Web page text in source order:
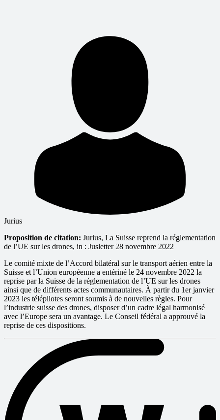
Jurius
Proposition de citation: Jurius, La Suisse reprend la réglementation
de l’UE sur les drones, in : Jusletter 28 novembre 2022
Le comité mixte de l’Accord bilatéral sur le transport aérien entre la
Suisse et l’Union européenne a entériné le 24 novembre 2022 la
reprise par la Suisse de la réglementation de l’UE sur les drones
ainsi que de différents actes communautaires. À partir du 1er janvier
2023 les télépilotes seront soumis à de nouvelles règles. Pour
l’industrie suisse des drones, disposer d’un cadre légal harmonisé
avec l’Europe sera un avantage. Le Conseil fédéral a approuvé la
reprise de ces dispositions.